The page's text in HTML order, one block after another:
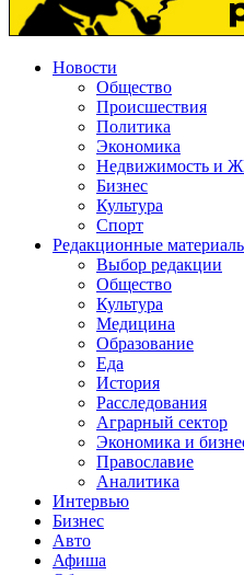
Новости
Общество
Происшествия
Политика
Экономика
Недвижимость и
Бизнес
Культура
Спорт
Редакционные
Выбор редакции
Общество
Культура
Медицина
Образование
Еда
История
Расследования
Аграрный сектор
Экономика и
Православие
Аналитика
Интервью
Бизнес
Авто
Афиша